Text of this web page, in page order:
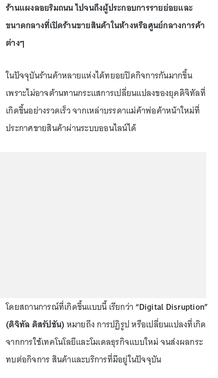
ร้านแผงลอยริมถนน ไปจนถึงผู้ประกอบการรายย่อยและ
ขนาดกลางที่เปิดร้านขายสินค้าในห้างหรือศูนย์กลางการค้า
ต่างๆ
ในปัจจุบันร้านค้าหลายแห่งได้ทยอยปิดกิจการกันมากขึ้น
เพราะไม่อาจต้านทานกระแสการเปลี่ยนแปลงของยุคดิจิทัลที่
เกิดขึ้นอย่างรวดเร็ว จากเหล่าบรรดาแม่ค้าพ่อค้าหน้าใหม่ที่
ประกาศขายสินค้าผ่านระบบออนไลน์ได้
โดยสถานการณ์ที่เกิดขึ้นแบบนี้ เรียกว่า “Digital Disruption”
(ดิจิทัล ดิสรัปชัน)หมายถึง การปฏิรูป หรือเปลี่ยนแปลงที่เกิด
จากการใช้เทคโนโลยีและโมเดลธุรกิจแบบใหม่ จนส่งผลกระ
ทบต่อกิจการ สินค้าและบริการที่มีอยู่ในปัจจุบัน